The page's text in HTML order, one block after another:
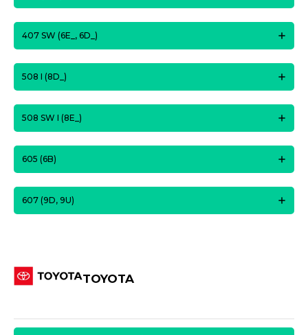
407 SW (6E_, 6D_)
508 I (8D_)
508 SW I (8E_)
605 (6B)
607 (9D, 9U)
TOYOTA